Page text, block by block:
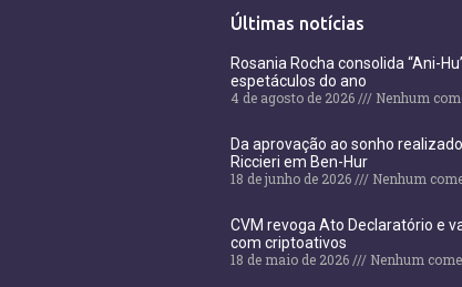
Últimas notícias
Rosania Rocha consolida “Ani-
espetáculos do ano
4 de agosto de 2026
Nenhum
Da aprovação ao sonho
Riccieri em Ben-Hur
18 de junho de 2026
Nenhum
CVM revoga Ato Declaratório e
com criptoativos
18 de maio de 2026
Nenhum